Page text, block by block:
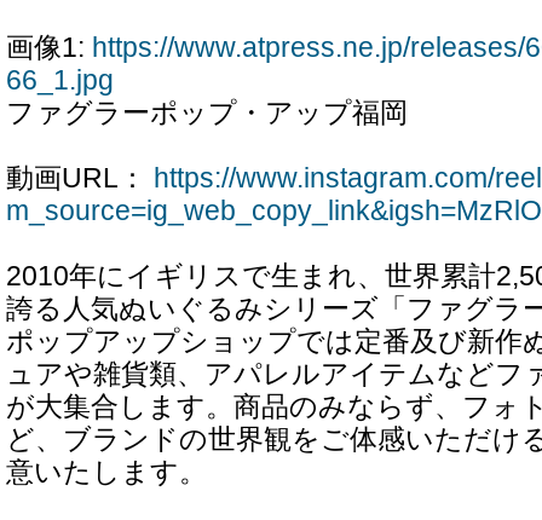
画像1: https://www.atpress.ne.jp/releases/
66_1.jpg
ファグラーポップ・アップ福岡
動画URL：
https://www.instagram.com/
2010年にイギリスで生まれ、世界累計
誇る人気ぬいぐるみシリーズ「ファグラ
ポップアップショップでは定番及び新作
ュアや雑貨類、アパレルアイテムなどフ
が大集合します。商品のみならず、フォ
ど、ブランドの世界観をご体感いただけ
意いたします。